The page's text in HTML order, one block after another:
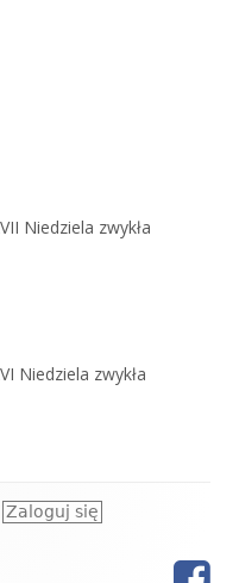
Niedziela zwykła
Niedziela zwykła
Zaloguj się